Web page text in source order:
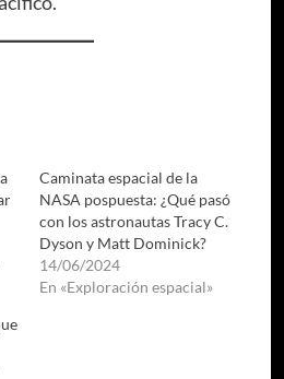
Caminata espacial de la
NASA pospuesta: ¿Qué pasó
con los astronautas Tracy C.
Dyson y Matt Dominick?
14/06/2024
En «Exploración espacial»